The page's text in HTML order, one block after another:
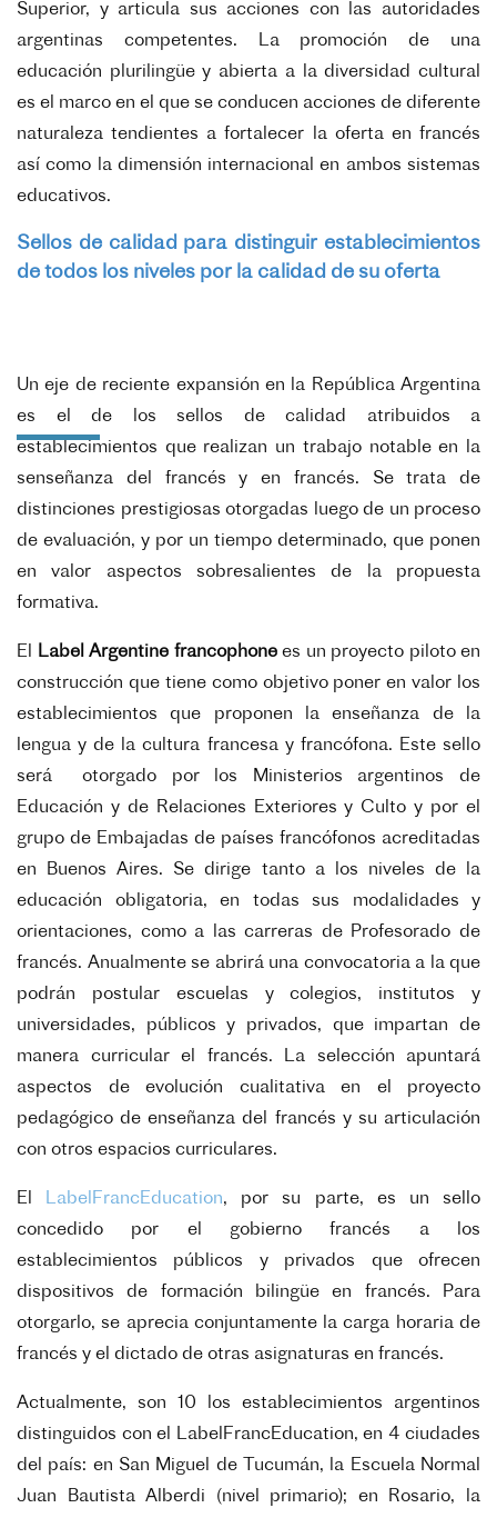
Superior, y articula sus acciones con las autoridades
argentinas competentes. La promoción de una
educación plurilingüe y abierta a la diversidad cultural
es el marco en el que se conducen acciones de diferente
naturaleza tendientes a fortalecer la oferta en francés
así como la dimensión internacional en ambos sistemas
educativos.
Sellos de calidad para distinguir establecimientos
de todos los niveles por la calidad de su oferta
Un eje de reciente expansión en la República Argentina
es el de los sellos de calidad atribuidos a
establecimientos que realizan un trabajo notable en la
senseñanza del francés y en francés. Se trata de
distinciones prestigiosas otorgadas luego de un proceso
de evaluación, y por un tiempo determinado, que ponen
en valor aspectos sobresalientes de la propuesta
formativa.
El Label Argentine francophonees un proyecto piloto en
construcción que tiene como objetivo poner en valor los
establecimientos que proponen la enseñanza de la
lengua y de la cultura francesa y francófona. Este sello
será otorgado por los Ministerios argentinos de
Educación y de Relaciones Exteriores y Culto y por el
grupo de Embajadas de países francófonos acreditadas
en Buenos Aires. Se dirige tanto a los niveles de la
educación obligatoria, en todas sus modalidades y
orientaciones, como a las carreras de Profesorado de
francés. Anualmente se abrirá una convocatoria a la que
podrán postular escuelas y colegios, institutos y
universidades, públicos y privados, que impartan de
manera curricular el francés. La selección apuntará
aspectos de evolución cualitativa en el proyecto
pedagógico de enseñanza del francés y su articulación
con otros espacios curriculares.
El LabelFrancEducation, por su parte, es un sello
concedido por el gobierno francés a los
establecimientos públicos y privados que ofrecen
dispositivos de formación bilingüe en francés. Para
otorgarlo, se aprecia conjuntamente la carga horaria de
francés y el dictado de otras asignaturas en francés.
Actualmente, son 10 los establecimientos argentinos
distinguidos con el LabelFrancEducation, en 4 ciudades
del país: en San Miguel de Tucumán, la Escuela Normal
Juan Bautista Alberdi (nivel primario); en Rosario, la